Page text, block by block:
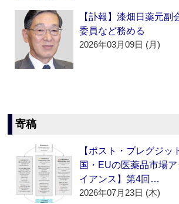
【訃報】漆畑日薬元副
委員など務める
2026年03月09日 (月)
寄稿
【ポスト・ブレグジッ
国・EUの医薬品市場
イアンス】第4回…
2026年07月23日 (木)